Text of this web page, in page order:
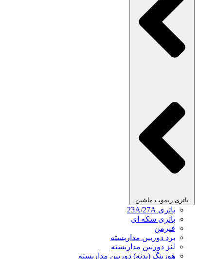
باتری ریموت ماشین
باتری 23A/27A
باتری سکه ای
فیرمن
برد دوربین مداربسته
لنز دوربین مداربسته
هوزینگ (بدنه) دوربین مداربسته